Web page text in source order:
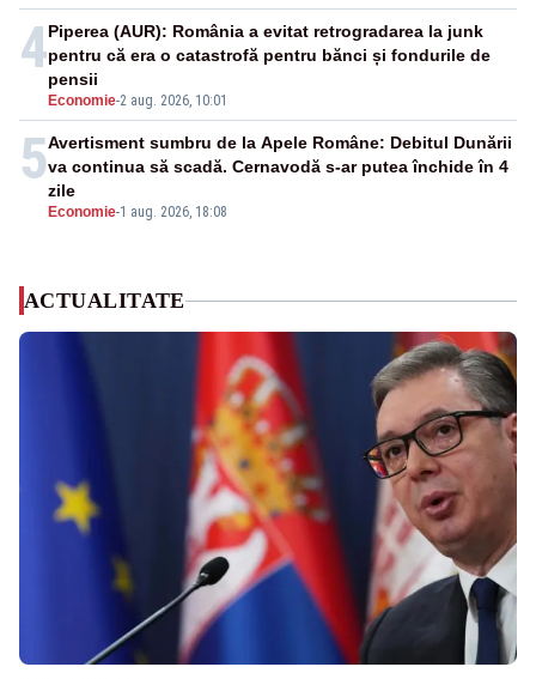
4
Economie-2 aug. 2026, 10:01
Piperea (AUR): România a evitat retrogradarea la junk
pentru că era o catastrofă pentru bănci și fondurile de
pensii
5
Economie-1 aug. 2026, 18:08
Avertisment sumbru de la Apele Române: Debitul Dunării
va continua să scadă. Cernavodă s-ar putea închide în 4
zile
ACTUALITATE